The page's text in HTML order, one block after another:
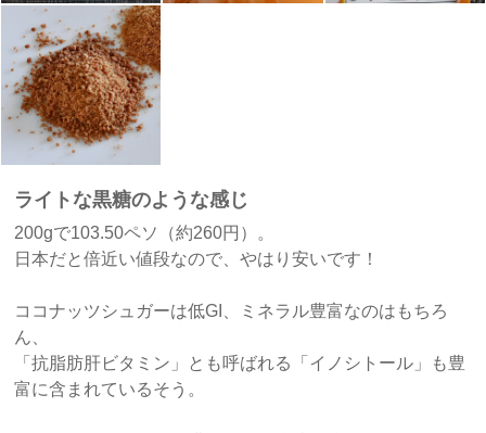
ライトな黒糖のような感じ
200gで103.50ペソ（約260円）。
日本だと倍近い値段なので、やはり安いです！
ココナッツシュガーは低GI、ミネラル豊富なのはもちろ
ん、
「抗脂肪肝ビタミン」とも呼ばれる「イノシトール」も豊
富に含まれているそう。